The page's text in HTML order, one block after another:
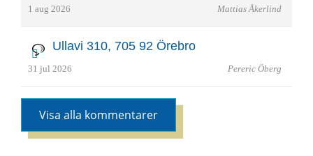
1 aug 2026 Mattias Åkerlind
Ullavi 310, 705 92 Örebro
31 jul 2026 Pereric Öberg
Visa alla kommentarer